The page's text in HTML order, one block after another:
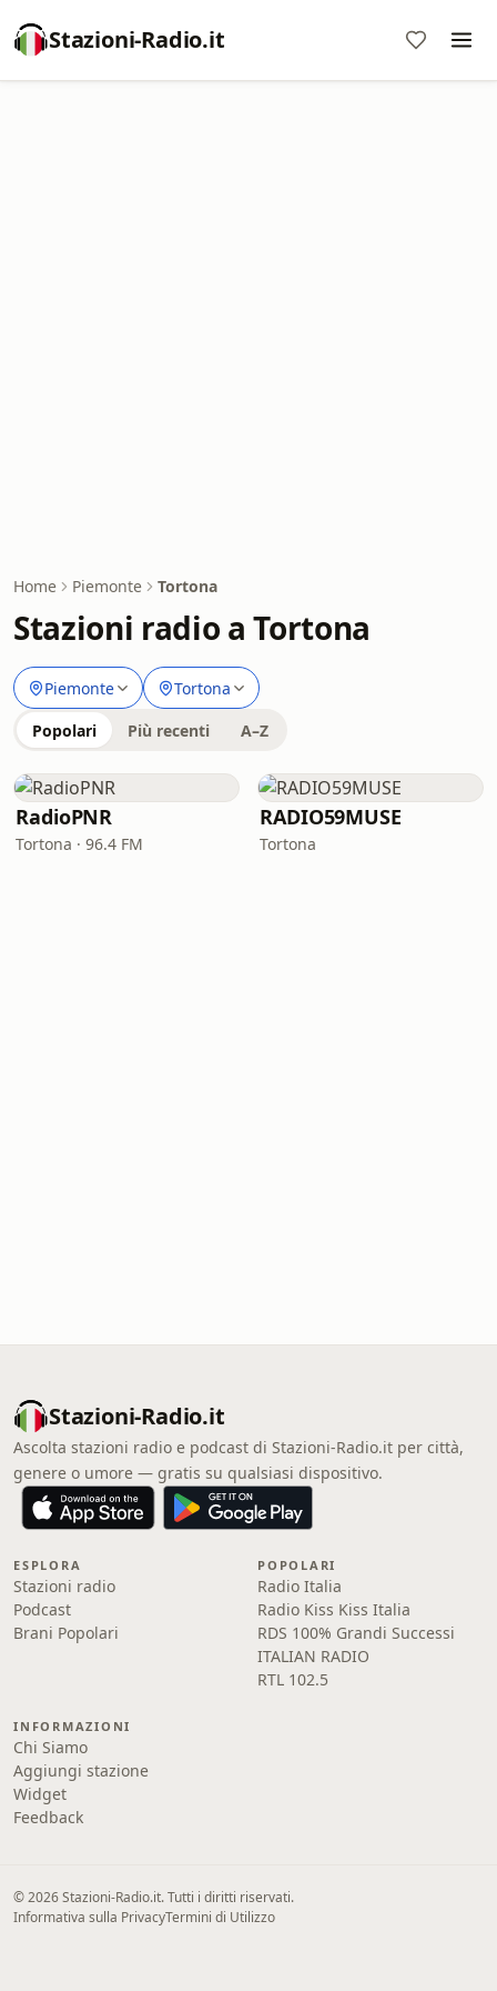
Stazioni-Radio.it
Home Piemonte Tortona
Stazioni radio a Tortona
Piemonte Tortona
Popolari Più recenti A–Z
RadioPNR
Tortona · 96.4 FM
RADIO59MUSE
Tortona
Stazioni-Radio.it
Ascolta stazioni radio e podcast di Stazioni-Radio.it per città,
genere o umore — gratis su qualsiasi dispositivo.
ESPLORA
Stazioni radio
Podcast
Brani Popolari
POPOLARI
Radio Italia
Radio Kiss Kiss Italia
RDS 100% Grandi Successi
ITALIAN RADIO
RTL 102.5
INFORMAZIONI
Chi Siamo
Aggiungi stazione
Widget
Feedback
© 2026 Stazioni-Radio.it. Tutti i diritti riservati.
Informativa sulla PrivacyTermini di Utilizzo